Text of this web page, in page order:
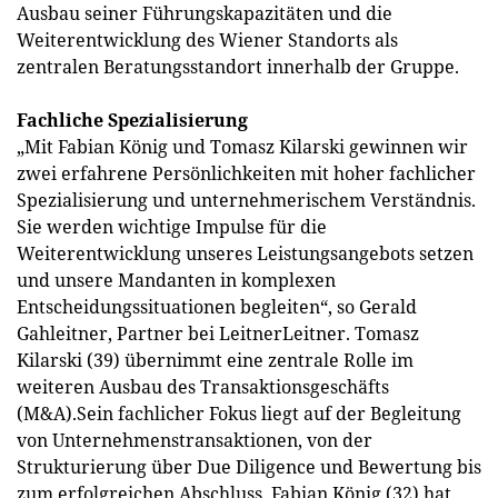
Ausbau seiner Führungskapazitäten und die
Weiterentwicklung des Wiener Standorts als
zentralen Beratungsstandort innerhalb der Gruppe.
Fachliche Spezialisierung
„Mit Fabian König und Tomasz Kilarski gewinnen wir
zwei erfahrene Persönlichkeiten mit hoher fachlicher
Spezialisierung und unternehmerischem Verständnis.
Sie werden wichtige Impulse für die
Weiterentwicklung unseres Leistungsangebots setzen
und unsere Mandanten in komplexen
Entscheidungssituationen begleiten“, so Gerald
Gahleitner, Partner bei LeitnerLeitner. Tomasz
Kilarski (39) übernimmt eine zentrale Rolle im
weiteren Ausbau des Transaktionsgeschäfts
(M&A).Sein fachlicher Fokus liegt auf der Begleitung
von Unternehmenstransaktionen, von der
Strukturierung über Due Diligence und Bewertung bis